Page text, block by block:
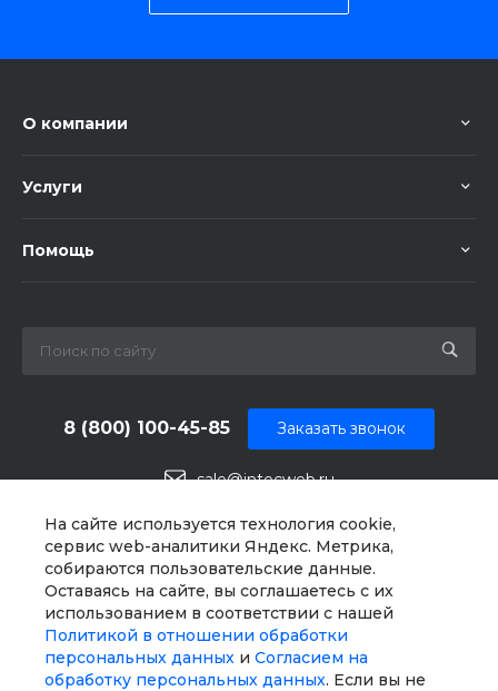
На сайте используется технология cookie,
сервис web-аналитики Яндекс. Метрика,
собираются пользовательские данные.
Оставаясь на сайте, вы соглашаетесь с их
использованием в соответствии с нашей
Политикой в отношении обработки
персональных данных и Согласием на
обработку персональных данных. Если вы не
О компании
Услуги
Помощь
8 (800) 100-45-85
sale@intecweb.ru
Заказать звонок
г. Москва, ул. Люсиновская, д. 39